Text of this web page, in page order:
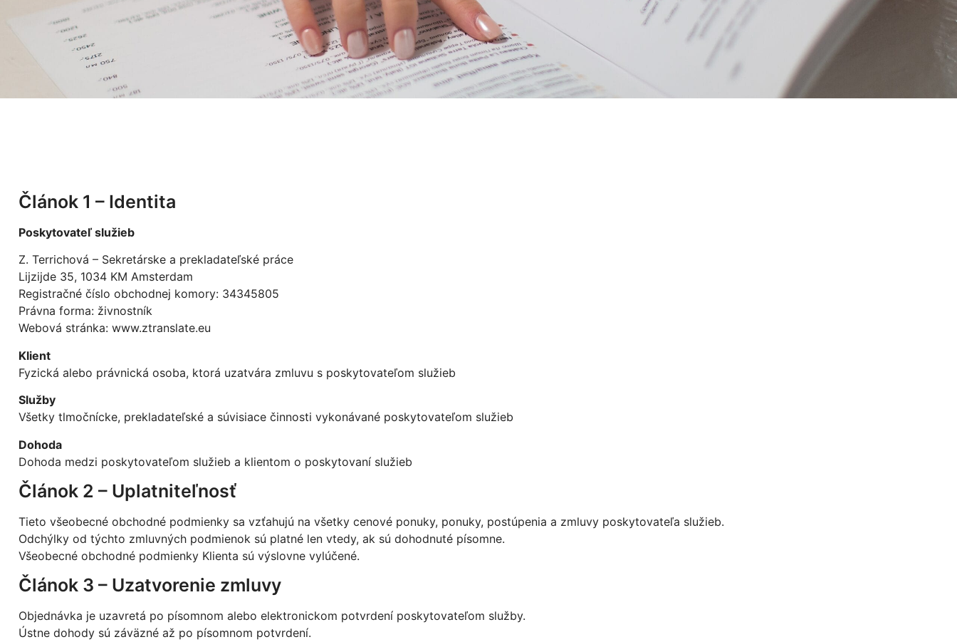
Článok 1 – Identita
Poskytovateľ služieb
Z. Terrichová – Sekretárske a prekladateľské práce
Lijzijde 35, 1034 KM Amsterdam
Registračné číslo obchodnej komory: 34345805
Právna forma: živnostník
Webová stránka: www.ztranslate.eu
Klient
Fyzická alebo právnická osoba, ktorá uzatvára zmluvu s poskytovateľom služieb
Služby
Všetky tlmočnícke, prekladateľské a súvisiace činnosti vykonávané poskytovateľom služieb
Dohoda
Dohoda medzi poskytovateľom služieb a klientom o poskytovaní služieb
Článok 2 – Uplatniteľnosť
Tieto všeobecné obchodné podmienky sa vzťahujú na všetky cenové ponuky, ponuky, postúpenia a zmluvy poskytovateľa služieb.
Odchýlky od týchto zmluvných podmienok sú platné len vtedy, ak sú dohodnuté písomne.
Všeobecné obchodné podmienky Klienta sú výslovne vylúčené.
Článok 3 – Uzatvorenie zmluvy
Objednávka je uzavretá po písomnom alebo elektronickom potvrdení poskytovateľom služby.
Ústne dohody sú záväzné až po písomnom potvrdení.